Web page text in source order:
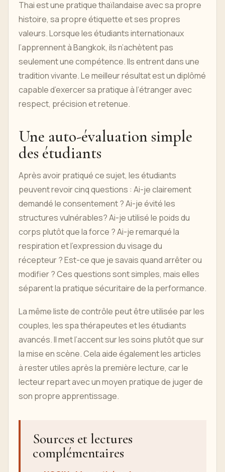
Thai est une pratique thaïlandaise avec sa propre
histoire, sa propre étiquette et ses propres
valeurs. Lorsque les étudiants internationaux
l’apprennent à Bangkok, ils n’achètent pas
seulement une compétence. Ils entrent dans une
tradition vivante. Le meilleur résultat est un diplômé
capable d’exercer sa pratique à l’étranger avec
respect, précision et retenue.
Une auto-évaluation simple
des étudiants
Après avoir pratiqué ce sujet, les étudiants
peuvent revoir cinq questions : Ai-je clairement
demandé le consentement ? Ai-je évité les
structures vulnérables? Ai-je utilisé le poids du
corps plutôt que la force ? Ai-je remarqué la
respiration et l’expression du visage du
récepteur ? Est-ce que je savais quand arrêter ou
modifier ? Ces questions sont simples, mais elles
séparent la pratique sécuritaire de la performance.
La même liste de contrôle peut être utilisée par les
couples, les spa thérapeutes et les étudiants
avancés. Il met l’accent sur les soins plutôt que sur
la mise en scène. Cela aide également les articles
à rester utiles après la première lecture, car le
lecteur repart avec un moyen pratique de juger de
son propre apprentissage.
Sources et lectures
complémentaires